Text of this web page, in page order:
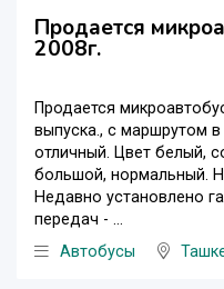
Продается
2008г.
Продается
выпуска., с маршрутом
отличный. Цвет белый,
большой, нормальный.
Недавно установлено
передач - ...
Автобусы